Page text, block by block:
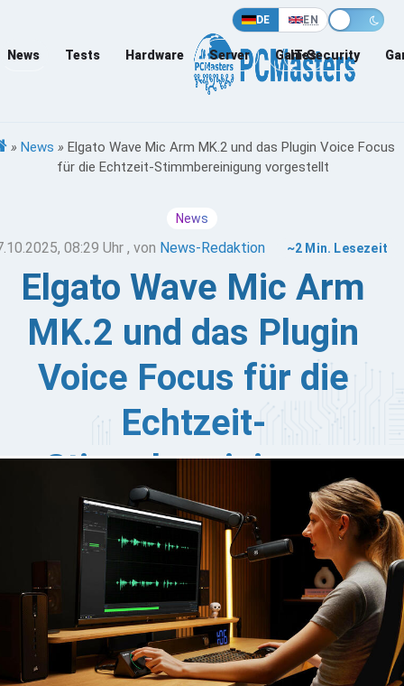
DE EN
News Tests Hardware Server Games
IT-Security
» News » Elgato Wave Mic Arm MK.2 und das Plugin Voice Focus
für die Echtzeit-Stimmbereinigung vorgestellt
News
08:29 Uhr , von News-Redaktion ~2 Min. Lesezeit
Elgato Wave Mic Arm
MK.2 und das Plugin
Voice Focus für die
Echtzeit-
Stimmbereinigung
vorgestellt
hat zwei Audio-Updates für Streamer, Podcaster
Hybrid-Arbeiter vorgestellt: einen überarbeiteten
Mic Arm MK.2 und eine eigenständige Version von
Focus, einem KI-gesteuerten Plugin, das
in Echtzeit bereinigt.